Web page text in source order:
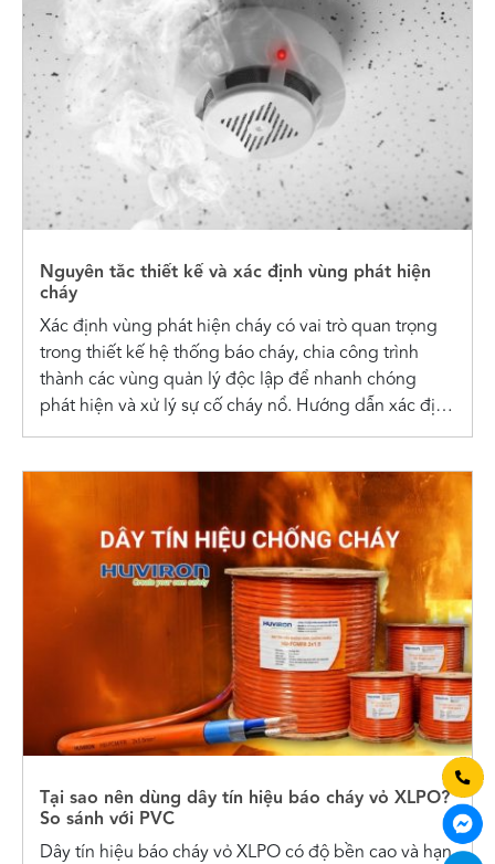
Nguyên tắc thiết kế và xác định vùng phát hiện
cháy
Xác định vùng phát hiện cháy có vai trò quan trọng
trong thiết kế hệ thống báo cháy, chia công trình
thành các vùng quản lý độc lập để nhanh chóng
phát hiện và xử lý sự cố cháy nổ. Hướng dẫn xác định
vùng phát hiện cháy Vùng...
Tại sao nên dùng dây tín hiệu báo cháy vỏ XLPO?
So sánh với PVC
Dây tín hiệu báo cháy vỏ XLPO có độ bền cao và hạn